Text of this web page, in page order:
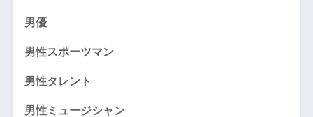
男優
男性スポーツマン
男性タレント
男性ミュージシャン